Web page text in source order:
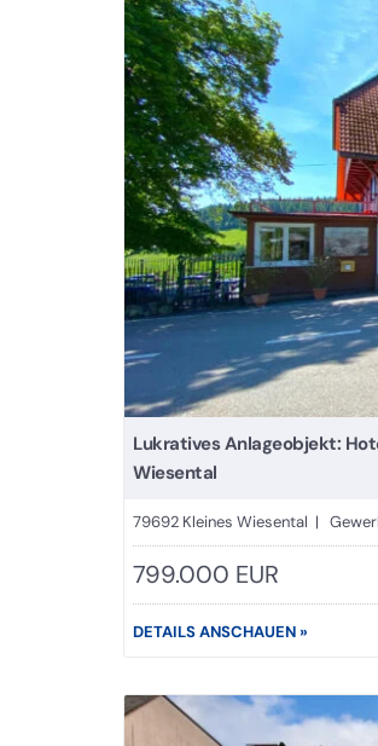
Lukratives Anlageobjekt:
Wiesental
79692 Kleines Wiesental |
799.000 EUR
DETAILS ANSCHAUEN »